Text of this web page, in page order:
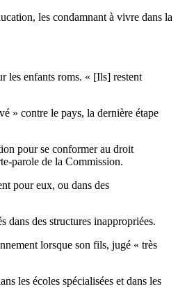
les condamnant à vivre dans la
les enfants roms. « [Ils] restent
» contre le pays, la dernière étape
pour se conformer au droit
parole de la Commission.
pour eux, ou dans des
dans des structures inappropriées.
lorsque son fils, jugé « très
les écoles spécialisées et dans les